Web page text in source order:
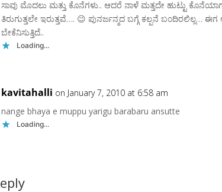
ಸಾವು ಮೊದಲು ಮತ್ತು ಕೊನೆಗಳು.. ಆದರೆ ನಾಳೆ ಮತ್ತದೇ ಹುಟ್ಟು
ತಿರುಗುತ್ತಲೇ ಇರುತ್ತವೆ…. 😉 ಪುನರ್ಜನ್ಮದ ಬಗ್ಗೆ ಕಲ್ಪನೆ ಬಂದಿರಲಿಲ್ಲ…
ಬೇಕೆನಿಸುತ್ತಿದೆ..
Loading...
kavitahalli on January 7, 2010 at 6:58 am
nange bhaya e muppu yarigu barabaru ansutte
Loading...